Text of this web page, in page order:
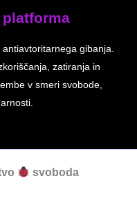
gibanja.
zatiranja in
v smeri svobode,
svoboda